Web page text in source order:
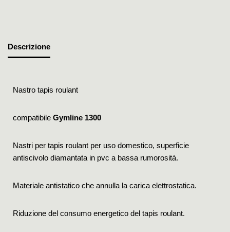
Descrizione
Nastro tapis roulant
compatibile Gymline 1300
Nastri per tapis roulant per uso domestico, superficie
antiscivolo diamantata in pvc a bassa rumorosità.
Materiale antistatico che annulla la carica elettrostatica.
Riduzione del consumo energetico del tapis roulant.